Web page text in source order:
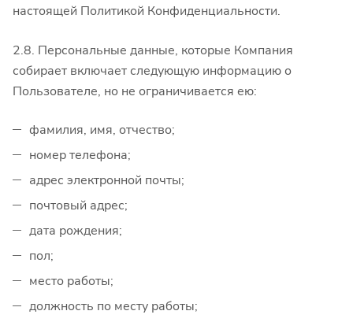
настоящей Политикой Конфиденциальности.
2.8. Персональные данные, которые Компания
собирает включает следующую информацию о
Пользователе, но не ограничивается ею:
фамилия, имя, отчество;
номер телефона;
адрес электронной почты;
почтовый адрес;
дата рождения;
пол;
место работы;
должность по месту работы;